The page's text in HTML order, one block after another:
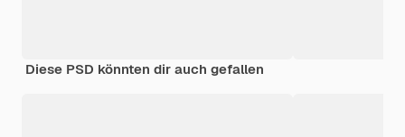
Diese PSD könnten dir auch gefallen